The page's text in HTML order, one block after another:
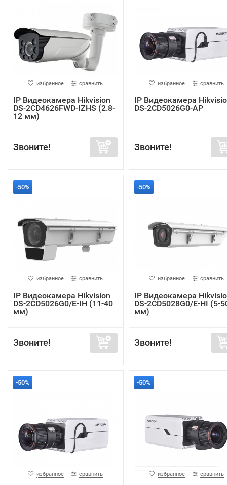
избранное сравнить
IP Видеокамера Hikvision
DS-2CD4626FWD-IZHS (2.8-
12 мм)
Звоните!
избранное сравнить
IP Видеокамера
DS-2CD5026G0-AP
Звоните!
-50%
избранное сравнить
IP Видеокамера Hikvision
DS-2CD5026G0/E-IH (11-40
мм)
Звоните!
-50%
избранное сравнить
IP Видеокамера
DS-2CD5028G0/E-HI (5-
мм)
Звоните!
-50%
избранное сравнить
-50%
избранное сравнить